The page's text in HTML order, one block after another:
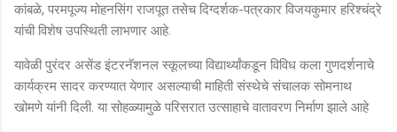
कांबळे, परमपूज्य मोहनसिंग राजपूत तसेच दिग्दर्शक-पत्रकार विजयकुमार हरिश्चंद्रे
यांची विशेष उपस्थिती लाभणार आहे.
यावेळी पुरंदर असेंड इंटरनॅशनल स्कूलच्या विद्यार्थ्यांकडून विविध कला गुणदर्शनाचे
कार्यक्रम सादर करण्यात येणार असल्याची माहिती संस्थेचे संचालक सोमनाथ
खोमणे यांनी दिली. या सोहळ्यामुळे परिसरात उत्साहाचे वातावरण निर्माण झाले आहे